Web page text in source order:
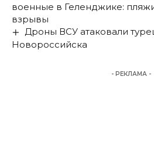
военные в Геленджике:
взрывы
Дроны ВСУ атаковали
Новороссийска
- РЕКЛАМА -